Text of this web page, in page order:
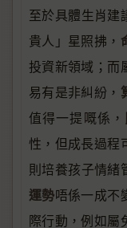
至於具體生肖建
貴人」星照拂，
投資新領域；而
易有是非糾紛，
值得一提嘅係，
性，但成長過程
則培養孩子情緒
運勢唔係一成不
際行動，例如屬